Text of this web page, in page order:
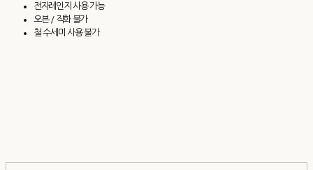
전자레인지 사용 가능
오븐 / 직화 불가
철 수세미 사용 불가